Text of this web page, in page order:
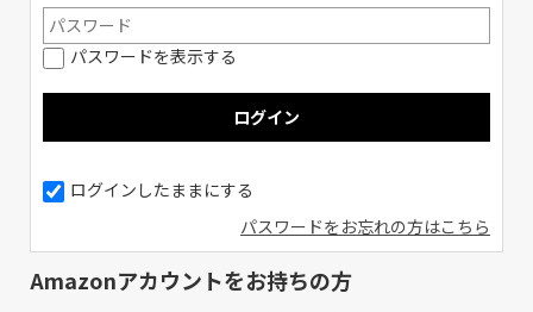
パスワードを表示する
ログインしたままにする
パスワードをお忘れの方はこちら
Amazonアカウントをお持ちの方